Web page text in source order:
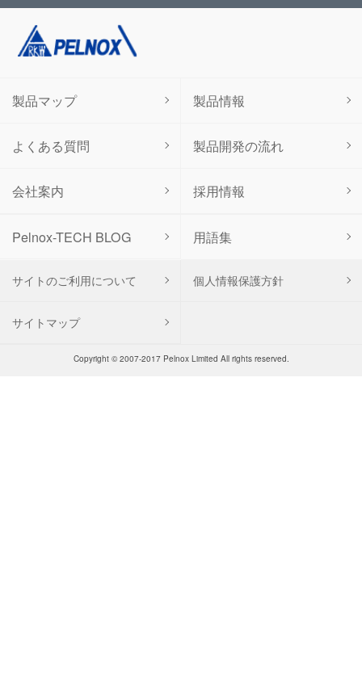
Pelnox-TECH BLOG 用語集
製品マップ 製品情報
よくある質問 製品開発の流れ
会社案内 採用情報
サイトのご利用について 個人情報保護方針
サイトマップ
Copyright © 2007-2017 Pelnox Limited All rights reserved.